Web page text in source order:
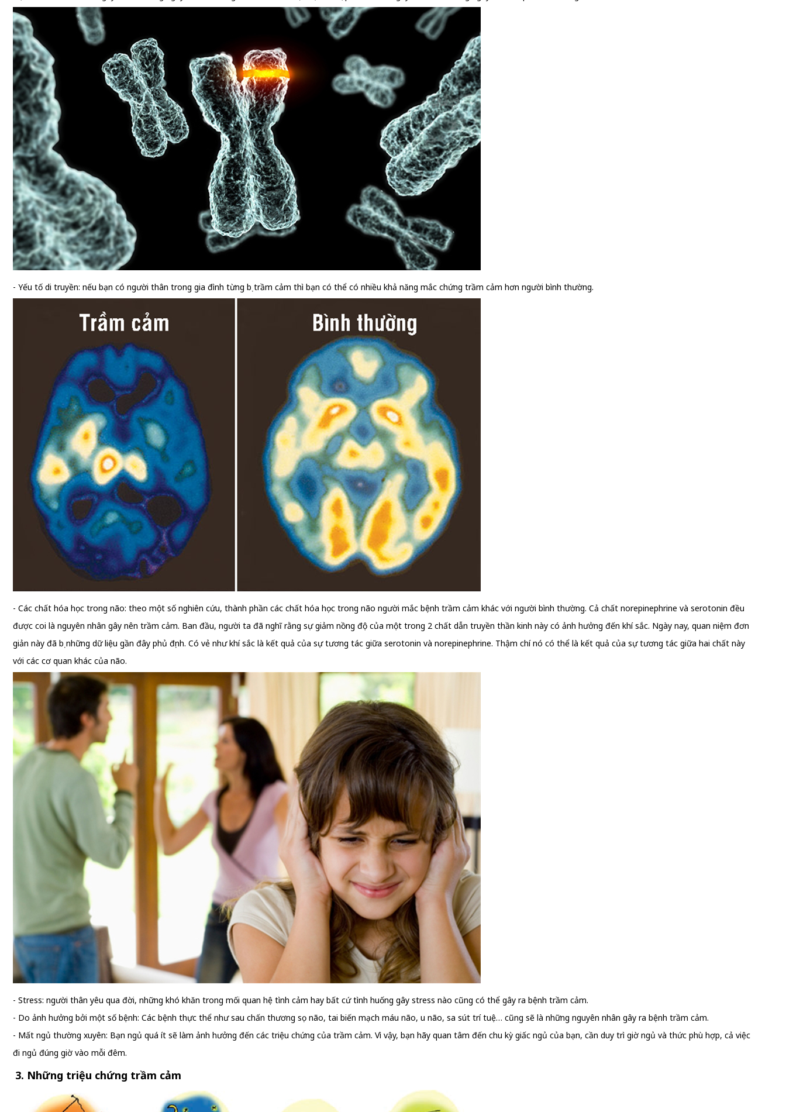
- Yếu tố di truyền: nếu bạn có người thân trong gia đình từng bị trầm cảm thì bạn có thể có nhiều khả năng mắc chứng trầm cảm hơn người bình thường.
- Các chất hóa học trong não: theo một số nghiên cứu, thành phần các chất hóa học trong não người mắc bệnh trầm cảm khác với người bình thường. Cả chất norepinephrine và serotonin đều
được coi là nguyên nhân gây nên trầm cảm. Ban đầu, người ta đã nghĩ rằng sự giảm nồng độ của một trong 2 chất dẫn truyền thần kinh này có ảnh hưởng đến khí sắc. Ngày nay, quan niệm đơn
giản này đã bị những dữ liệu gần đây phủ định. Có vẻ như khí sắc là kết quả của sự tương tác giữa serotonin và norepinephrine. Thậm chí nó có thể là kết quả của sự tương tác giữa hai chất này
với các cơ quan khác của não.
- Stress: người thân yêu qua đời, những khó khăn trong mối quan hệ tình cảm hay bất cứ tình huống gây stress nào cũng có thể gây ra bệnh trầm cảm.
- Do ảnh hưởng bởi một số bệnh: Các bệnh thực thể như sau chấn thương sọ não, tai biến mạch máu não, u não, sa sút trí tuệ… cũng sẽ là những nguyên nhân gây ra bệnh trầm cảm.
- Mất ngủ thường xuyên: Bạn ngủ quá ít sẽ làm ảnh hưởng đến các triệu chứng của trầm cảm. Vì vậy, bạn hãy quan tâm đến chu kỳ giấc ngủ của bạn, cần duy trì giờ ngủ và thức phù hợp, cả việc
đi ngủ đúng giờ vào mỗi đêm.
3. Những triệu chứng trầm cảm